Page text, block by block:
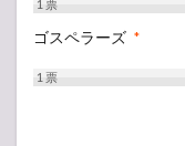
1票
ゴスペラーズ *
1票